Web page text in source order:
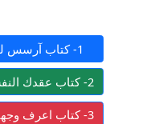
1- كتاب آرسس للكاتب أحمد آل حمدان